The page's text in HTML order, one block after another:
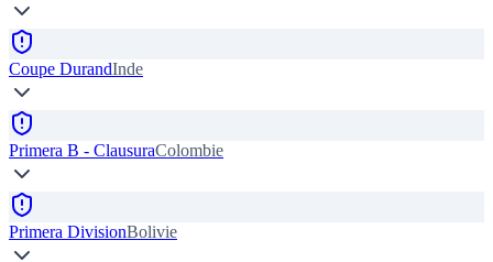
Coupe DurandInde
Primera B - ClausuraColombie
Primera DivisionBolivie